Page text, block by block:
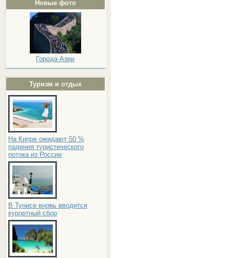
Новые фото
Города Азии
Туризм и отдых
На Кипре ожидают 50 %
падения туристического
потока из России
В Тунисе вновь вводится
курортный сбор